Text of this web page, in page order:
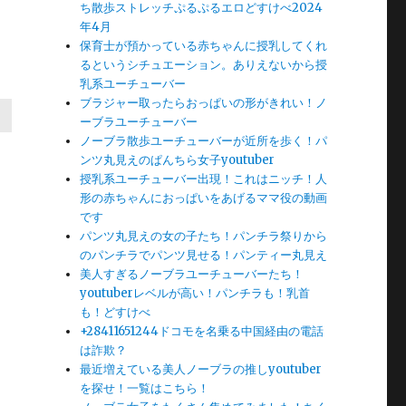
ち散歩ストレッチぷるぷるエロどすけべ2024
年4月
保育士が預かっている赤ちゃんに授乳してくれ
るというシチュエーション。ありえないから授
乳系ユーチューバー
ブラジャー取ったらおっぱいの形がきれい！ノ
ーブラユーチューバー
ノーブラ散歩ユーチューバーが近所を歩く！パ
ンツ丸見えのぱんちら女子youtuber
授乳系ユーチューバー出現！これはニッチ！人
形の赤ちゃんにおっぱいをあげるママ役の動画
です
パンツ丸見えの女の子たち！パンチラ祭りから
のパンチラでパンツ見せる！パンティー丸見え
美人すぎるノーブラユーチューバーたち！
youtuberレベルが高い！パンチラも！乳首
も！どすけべ
+28411651244ドコモを名乗る中国経由の電話
は詐欺？
最近増えている美人ノーブラの推しyoutuber
を探せ！一覧はこちら！